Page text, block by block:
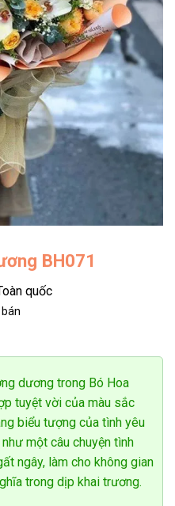
BH071
quốc
dương trong Bó Hoa
tuyệt vời của màu sắc
biểu tượng của tình yêu
một câu chuyện tình
ngây, làm cho không gian
trong dịp khai trương.